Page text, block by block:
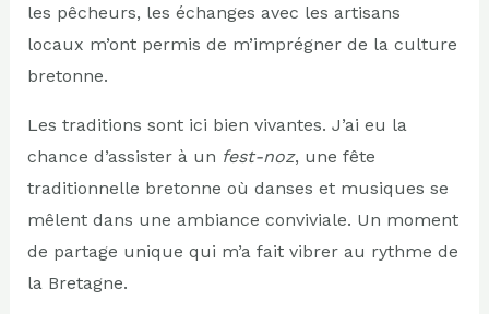
les pêcheurs, les échanges avec les artisans
locaux m’ont permis de m’imprégner de la culture
bretonne.
Les traditions sont ici bien vivantes. J’ai eu la
chance d’assister à un fest-noz, une fête
traditionnelle bretonne où danses et musiques se
mêlent dans une ambiance conviviale. Un moment
de partage unique qui m’a fait vibrer au rythme de
la Bretagne.